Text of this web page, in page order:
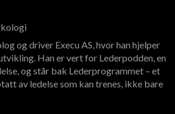
og driver Execu AS, hvor han hjelper
Han er vert for Lederpodden, en
og står bak Lederprogrammet – et
av ledelse som kan trenes, ikke bare